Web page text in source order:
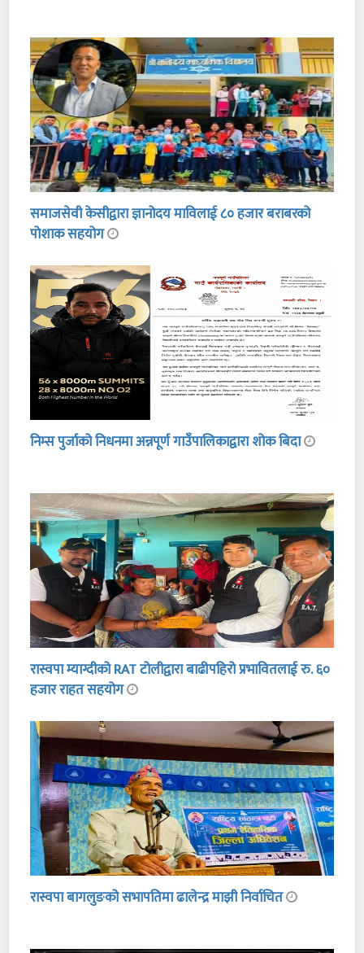
समाजसेवी केसीद्वारा ज्ञानोदय माविलाई ८० हजार बराबरको
पोशाक सहयोग
निम्स पुर्जाको निधनमा अन्नपूर्ण गाउँपालिकाद्वारा शोक बिदा
रास्वपा म्याग्दीको RAT टोलीद्वारा बाढीपहिरो प्रभावितलाई रु. ६०
हजार राहत सहयोग
रास्वपा बागलुङको सभापतिमा ढालेन्द्र माझी निर्वाचित